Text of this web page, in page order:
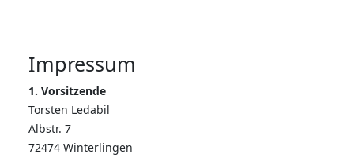
Impressum
1. Vorsitzende
Torsten Ledabil
Albstr. 7
72474 Winterlingen